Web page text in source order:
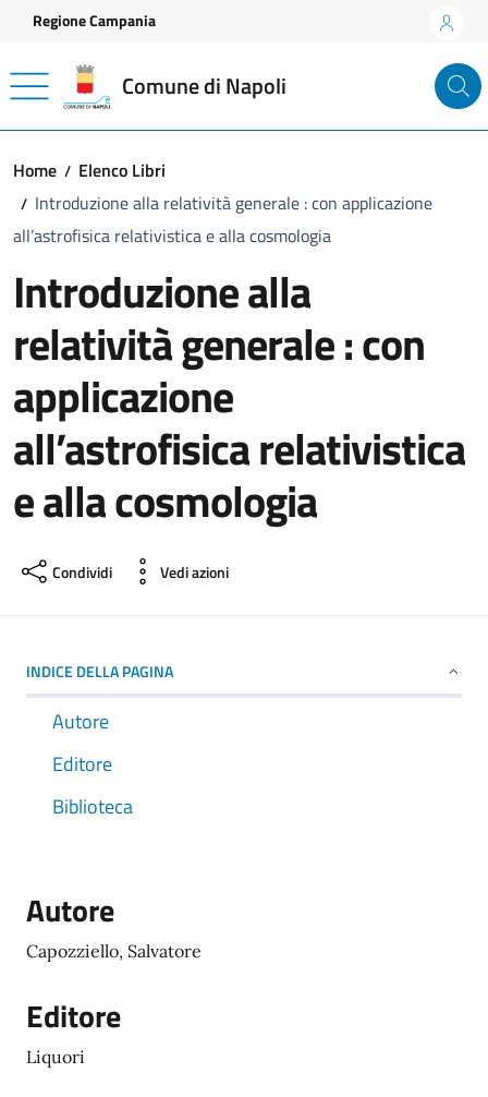
Vai ai contenuti
Vai al footer
Regione Campania
Comune di Napoli
Home
Elenco Libri
Introduzione alla relatività generale : con applicazione
all’astrofisica relativistica e alla cosmologia
Introduzione alla
relatività generale : con
applicazione
all’astrofisica relativistica
e alla cosmologia
Condividi Vedi azioni
INDICE DELLA PAGINA
Autore
Editore
Biblioteca
Autore
Capozziello, Salvatore
Editore
Liquori